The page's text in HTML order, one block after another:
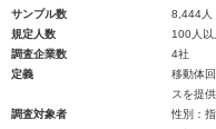
サンプル数
8,444人
規定人数
100人以
調査企業数
4社
定義
移動体
スを提
調査対象者
性別：指